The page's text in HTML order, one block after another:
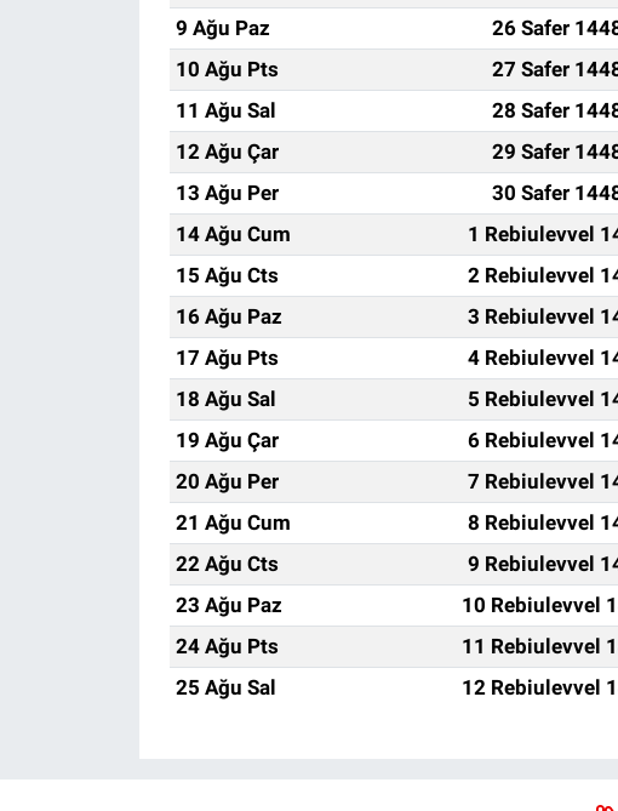
9 Ağu Paz
26 Safer
10 Ağu Pts
27 Safer
11 Ağu Sal
28 Safer
12 Ağu Çar
29 Safer
13 Ağu Per
30 Safer
14 Ağu Cum
1 Rebiulevvel
15 Ağu Cts
2 Rebiulevvel
16 Ağu Paz
3 Rebiulevvel
17 Ağu Pts
4 Rebiulevvel
18 Ağu Sal
5 Rebiulevvel
19 Ağu Çar
6 Rebiulevvel
20 Ağu Per
7 Rebiulevvel
21 Ağu Cum
8 Rebiulevvel
22 Ağu Cts
9 Rebiulevvel
23 Ağu Paz
10 Rebiulevvel
24 Ağu Pts
11 Rebiulevvel
25 Ağu Sal
12 Rebiulevvel